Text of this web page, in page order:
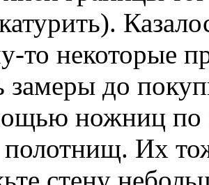
то некоторые
замеры до
ножниц по
полотнищ. Их